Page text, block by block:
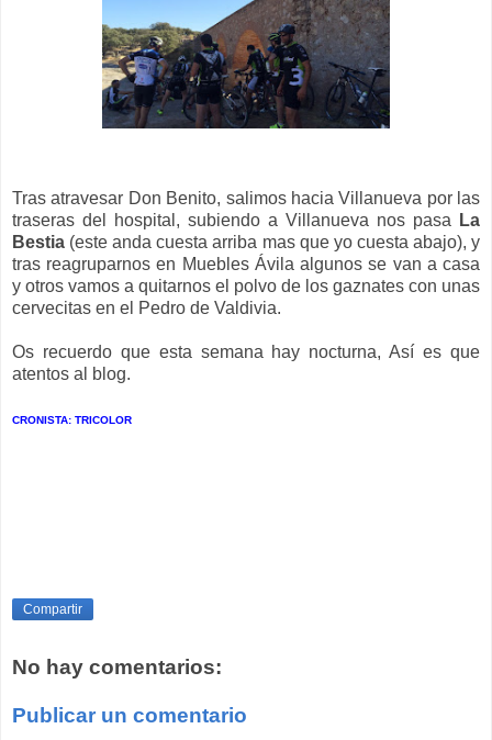
Tras atravesar Don Benito, salimos hacia Villanueva por las
traseras del hospital, subiendo a Villanueva nos pasa
La
Bestia (este anda cuesta arriba mas que yo cuesta abajo), y
tras reagruparnos en Muebles Ávila algunos se van a casa
y otros vamos a quitarnos el polvo de los gaznates con unas
cervecitas en el Pedro de Valdivia.
Os recuerdo que esta semana hay nocturna, Así es que
atentos al blog.
CRONISTA: TRICOLOR
Compartir
No hay comentarios:
Publicar un comentario